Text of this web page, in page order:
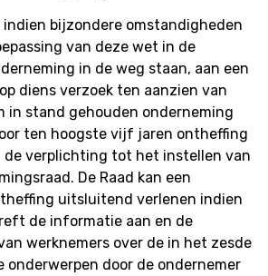
indien bijzondere omstandigheden
van deze wet in de
in de weg staan, aan een
diens verzoek ten aanzien van
in stand gehouden onderneming
ten hoogste vijf jaren ontheffing
de verplichting tot het instellen van
De Raad kan een
uitsluitend verlenen indien
de informatie aan en de
werknemers over de in het zesde
onderwerpen door de ondernemer